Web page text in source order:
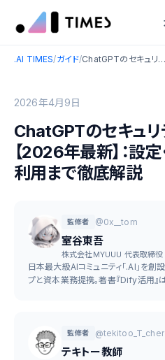
.AI TIMES/ガイド/ ChatGPTのセキュリティ完全ガイド【2026年最新】：設定・リスク・対策・企業利用まで徹底解説
2026年4月9日
ChatGPTのセキュリ
【2026年最新】：設
利用まで徹底解説
監修者 @0x__tom
室谷東吾
株式会社MYUUU 代表取締役
日本最大級AIコミュニティ「.AI」を創
プと資本業務提携。著書『Dify活用』
監修者 @tekitoo_T_cher
テキトー教師